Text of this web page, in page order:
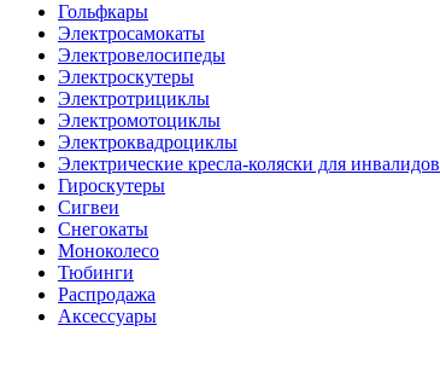
Гольфкары
Электросамокаты
Электровелосипеды
Электроскутеры
Электротрициклы
Электромотоциклы
Электроквадроциклы
Электрические кресла-коляски для инвалидов
Гироскутеры
Сигвеи
Снегокаты
Моноколесо
Тюбинги
Распродажа
Аксессуары